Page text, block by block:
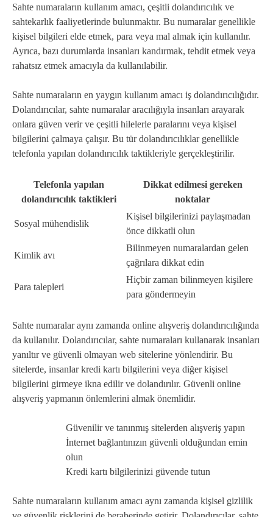
Sahte numaraların kullanım amacı, çeşitli dolandırıcılık ve
sahtekarlık faaliyetlerinde bulunmaktır. Bu numaralar genellikle
kişisel bilgileri elde etmek, para veya mal almak için kullanılır.
Ayrıca, bazı durumlarda insanları kandırmak, tehdit etmek veya
rahatsız etmek amacıyla da kullanılabilir.
Sahte numaraların en yaygın kullanım amacı iş dolandırıcılığıdır.
Dolandırıcılar, sahte numaralar aracılığıyla insanları arayarak
onlara güven verir ve çeşitli hilelerle paralarını veya kişisel
bilgilerini çalmaya çalışır. Bu tür dolandırıcılıklar genellikle
telefonla yapılan dolandırıcılık taktikleriyle gerçekleştirilir.
Telefonla yapılan
dolandırıcılık taktikleri
Dikkat edilmesi gereken
noktalar
Sosyal mühendislik
Kişisel bilgilerinizi paylaşmadan
önce dikkatli olun
Kimlik avı
Bilinmeyen numaralardan gelen
çağrılara dikkat edin
Para talepleri
Hiçbir zaman bilinmeyen kişilere
para göndermeyin
Sahte numaralar aynı zamanda online alışveriş dolandırıcılığında
da kullanılır. Dolandırıcılar, sahte numaraları kullanarak insanları
yanıltır ve güvenli olmayan web sitelerine yönlendirir. Bu
sitelerde, insanlar kredi kartı bilgilerini veya diğer kişisel
bilgilerini girmeye ikna edilir ve dolandırılır. Güvenli online
alışveriş yapmanın önlemlerini almak önemlidir.
Güvenilir ve tanınmış sitelerden alışveriş yapın
İnternet bağlantınızın güvenli olduğundan emin
olun
Kredi kartı bilgilerinizi güvende tutun
Sahte numaraların kullanım amacı aynı zamanda kişisel gizlilik